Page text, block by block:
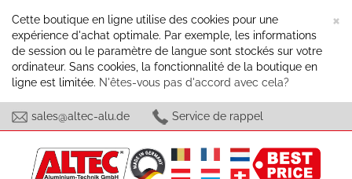
×
Cette boutique en ligne utilise des cookies pour une
expérience d'achat optimale. Par exemple, les informations
de session ou le paramètre de langue sont stockés sur votre
ordinateur. Sans cookies, la fonctionnalité de la boutique en
ligne est limitée. N'êtes-vous pas d'accord avec cela?
sales@altec-alu.de Service de rappel